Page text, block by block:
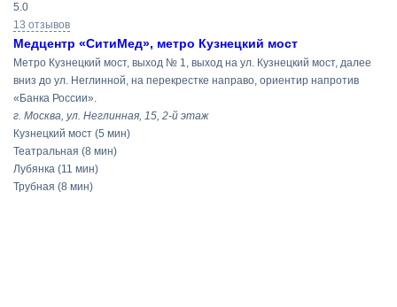
поиска
5.0
13 отзывов
Медцентр «СитиМед», метро Кузнецкий мост
Метро Кузнецкий мост, выход № 1, выход на ул. Кузнецкий мост, далее
вниз до ул. Неглинной, на перекрестке направо, ориентир напротив
«Банка России».
г. Москва, ул. Неглинная, 15, 2-й этаж
Кузнецкий мост (5 мин)
Театральная (8 мин)
Лубянка (11 мин)
Трубная (8 мин)